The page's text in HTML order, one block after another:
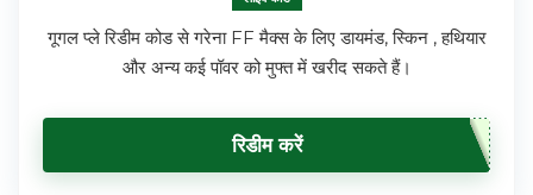
गूगल प्ले रिडीम कोड से गरेना FF मैक्स के लिए डायमंड, स्किन , हथियार
और अन्य कई पॉवर को मुफ्त में खरीद सकते हैं।
रिडीम करें